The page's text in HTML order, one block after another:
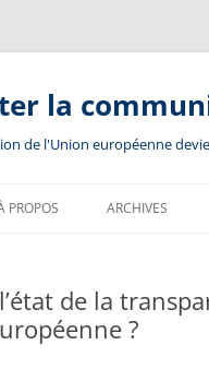
la
de l'Union européenne
PROPOS ARCHIVES
de la
?